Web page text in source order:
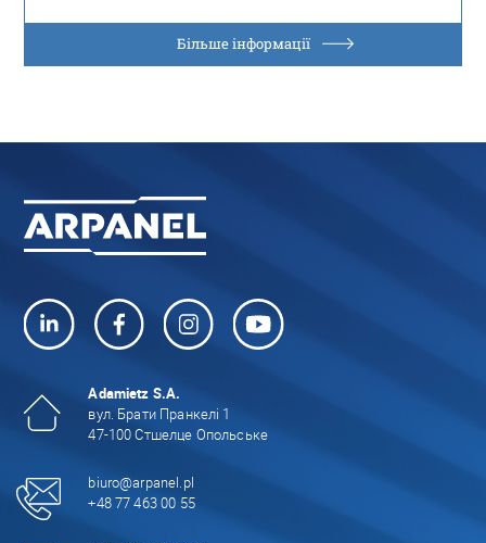
Більше інформації
Adamietz S.A.
вул. Брати Пранкелі 1
47-100 Стшелце Опольське
biuro@arpanel.pl
+48 77 463 00 55